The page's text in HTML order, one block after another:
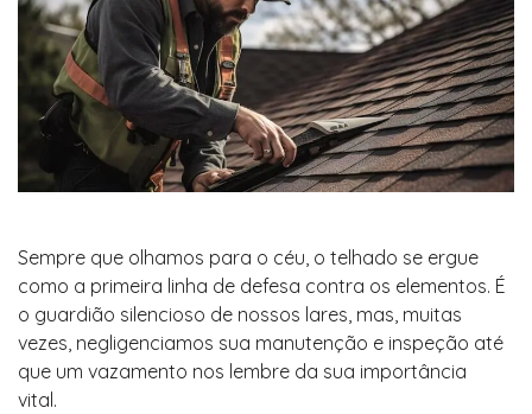
Sempre que olhamos para o céu, o telhado se ergue
como a primeira linha de defesa contra os elementos. É
o guardião silencioso de nossos lares, mas, muitas
vezes, negligenciamos sua manutenção e inspeção até
que um vazamento nos lembre da sua importância
vital.